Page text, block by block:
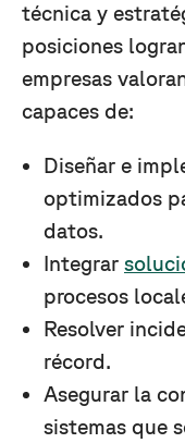
técnica y
posiciones
empresas
capaces de:
Diseñar e
optimizados
datos.
Integrar
procesos
Resolver
récord.
Asegurar la
sistemas que